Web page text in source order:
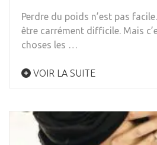
Perdre du poids n’est pas
être carrément difficile. Mais
choses les …
VOIR LA SUITE